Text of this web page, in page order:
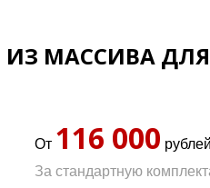
ИЗ МАССИВА
От 116 000 рублей
За стандартную